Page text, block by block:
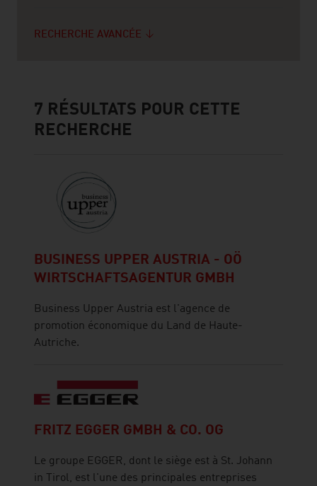
RECHERCHE AVANCÉE
7 RÉSULTATS POUR CETTE
RECHERCHE
BUSINESS UPPER AUSTRIA - OÖ
WIRTSCHAFTSAGENTUR GMBH
Business Upper Austria est l'agence de
promotion économique du Land de Haute-
Autriche.
FRITZ EGGER GMBH & CO. OG
Le groupe EGGER, dont le siège est à St. Johann
in Tirol, est l'une des principales entreprises